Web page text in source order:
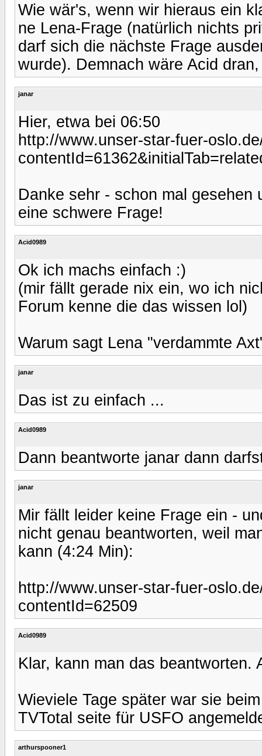
Wie wär's, wenn wir hieraus ein
ne Lena-Frage (natürlich nichts
darf sich die nächste Frage
wurde). Demnach wäre Acid
janar
Hier, etwa bei 06:50
http://www.unser-star-fuer-
Danke sehr - schon mal
eine schwere Frage!
Acid0989
Ok ich machs einfach :)
(mir fällt gerade nix ein, wo ich
Forum kenne die das wissen lol)
Warum sagt Lena "verdammte
janar
Das ist zu einfach ...
Acid0989
Dann beantworte janar dann
janar
Mir fällt leider keine Frage ein -
nicht genau beantworten, weil
kann (4:24 Min):
http://www.unser-star-fuer-
contentId=62509
Acid0989
Klar, kann man das beantworten.
Wieviele Tage später war sie
TVTotal seite für USFO
arthurspooner1